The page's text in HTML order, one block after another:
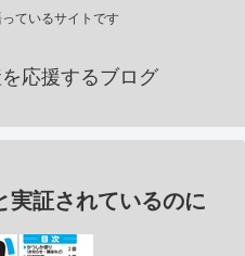
ているサイトです
応援するブログ
実証されているのに